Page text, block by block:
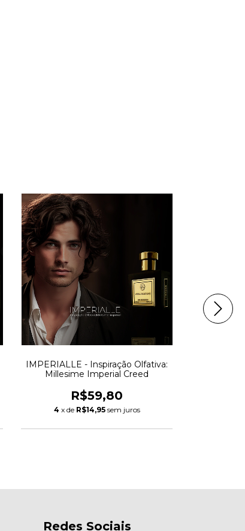
IMPERIALLE - Inspiração Olfativa:
Millesime Imperial Creed
R$59,80
4 x de R$14,95 sem juros
Redes Sociais